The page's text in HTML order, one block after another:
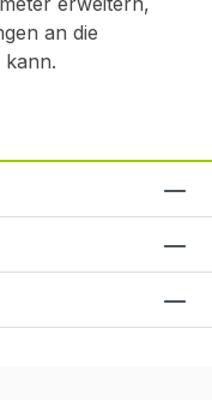
an die